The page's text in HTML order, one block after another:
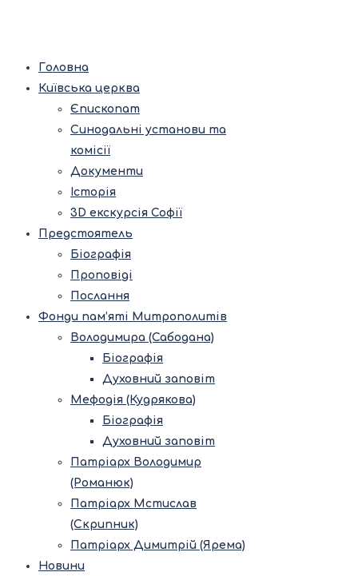
Головна
Київська церква
Єпископат
Синодальні установи та
комісії
Документи
Історія
3D екскурсія Софії
Предстоятель
Біографія
Проповіді
Послання
Фонди пам’яті Митрополитів
Володимира (Сабодана)
Біографія
Духовний заповіт
Мефодія (Кудрякова)
Біографія
Духовний заповіт
Патріарх Володимир
(Романюк)
Патріарх Мстислав
(Скрипник)
Патріарх Димитрій (Ярема)
Новини